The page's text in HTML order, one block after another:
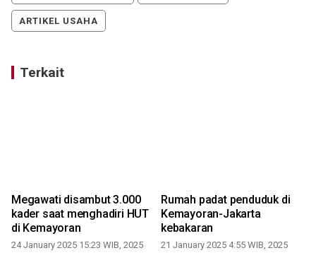
ARTIKEL USAHA
Terkait
Megawati disambut 3.000
kader saat menghadiri HUT
di Kemayoran
24 January 2025 15:23 WIB, 2025
Rumah padat penduduk di
Kemayoran-Jakarta
kebakaran
21 January 2025 4:55 WIB, 2025